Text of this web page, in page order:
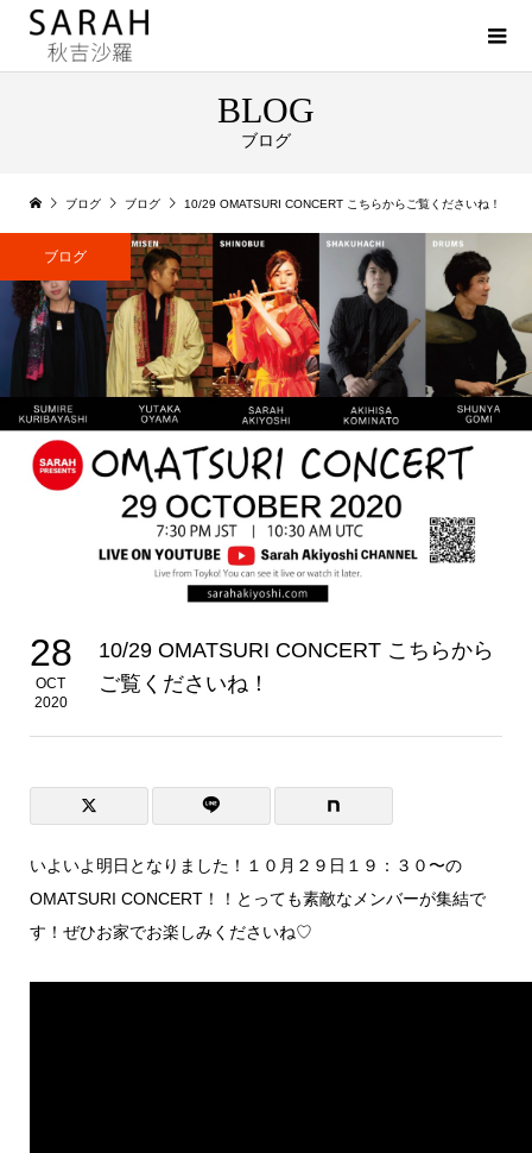
BLOG
ブログ
ブログ ブログ 10/29 OMATSURI CONCERT こちらからご覧くださいね！
ブログ
28
OCT
2020
10/29 OMATSURI CONCERT こちらから
ご覧くださいね！
いよいよ明日となりました！１０月２９日１９：３０〜の
OMATSURI CONCERT！！とっても素敵なメンバーが集結で
す！ぜひお家でお楽しみくださいね♡